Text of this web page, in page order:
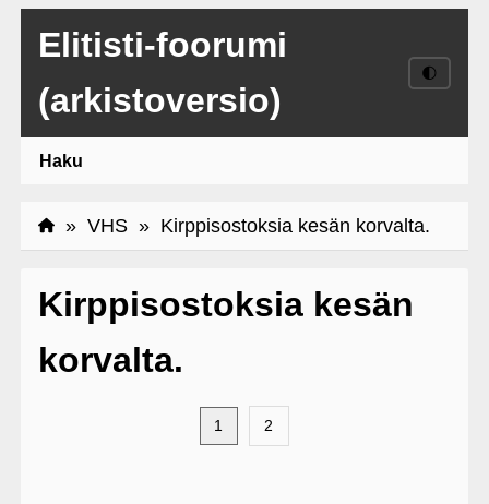
Elitisti-foorumi
(arkistoversio)
🌓
Haku
» VHS» Kirppisostoksia kesän korvalta.
Kirppisostoksia kesän
korvalta.
1 2